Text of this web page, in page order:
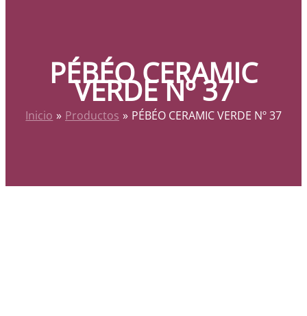
PÉBÉO CERAMIC
VERDE Nº 37
Inicio Productos PÉBÉO CERAMIC VERDE Nº 37